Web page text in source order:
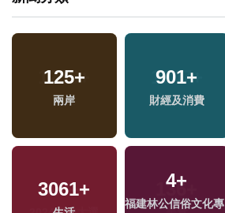
125+
兩岸
901+
財經及消費
3061+ 4+
福建林公信俗文化專